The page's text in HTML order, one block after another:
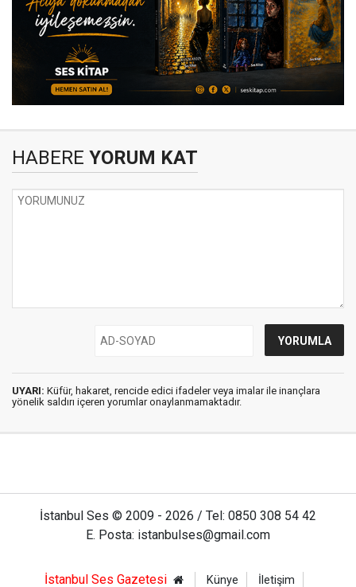
HABERE YORUM KAT
UYARI: Küfür, hakaret, rencide edici ifadeler veya imalar ile inançlara
yönelik saldırı içeren yorumlar onaylanmamaktadır.
İstanbul Ses © 2009 - 2026 / Tel: 0850 308 54 42
E. Posta: istanbulses@gmail.com
İstanbul Ses Gazetesi Künye İletişim